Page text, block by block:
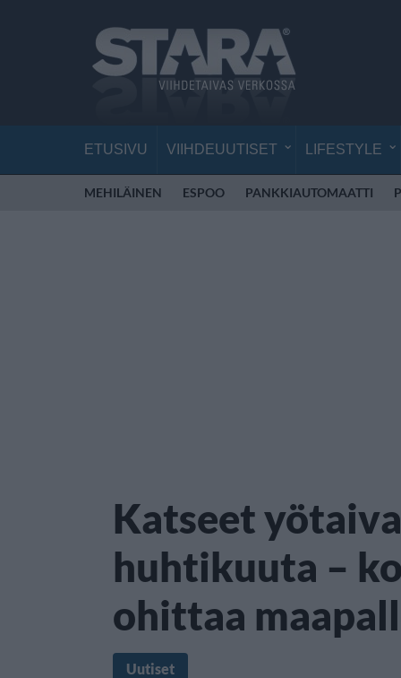
ETUSIVU VIIHDEUUTISET LIFESTYLE
MEHILÄINEN ESPOO PANKKIAUTOMAATTI
Katseet
huhtikuuta –
ohittaa
Uutiset